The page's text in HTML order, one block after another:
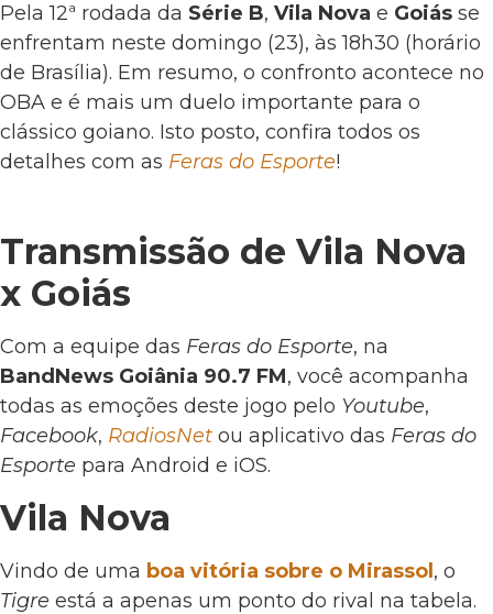
Pela 12ª rodada da Série B, Vila Nova e Goiás se
enfrentam neste domingo (23), às 18h30 (horário
de Brasília). Em resumo, o confronto acontece no
OBA e é mais um duelo importante para o
clássico goiano. Isto posto, confira todos os
detalhes com as Feras do Esporte!
Transmissão de Vila Nova
x Goiás
Com a equipe das Feras do Esporte, na
BandNews Goiânia 90.7 FM, você acompanha
todas as emoções deste jogo pelo Youtube,
Facebook, RadiosNet ou aplicativo das Feras do
Esporte para Android e iOS.
Vila Nova
Vindo de uma boa vitória sobre o Mirassol , o
Tigre está a apenas um ponto do rival na tabela.